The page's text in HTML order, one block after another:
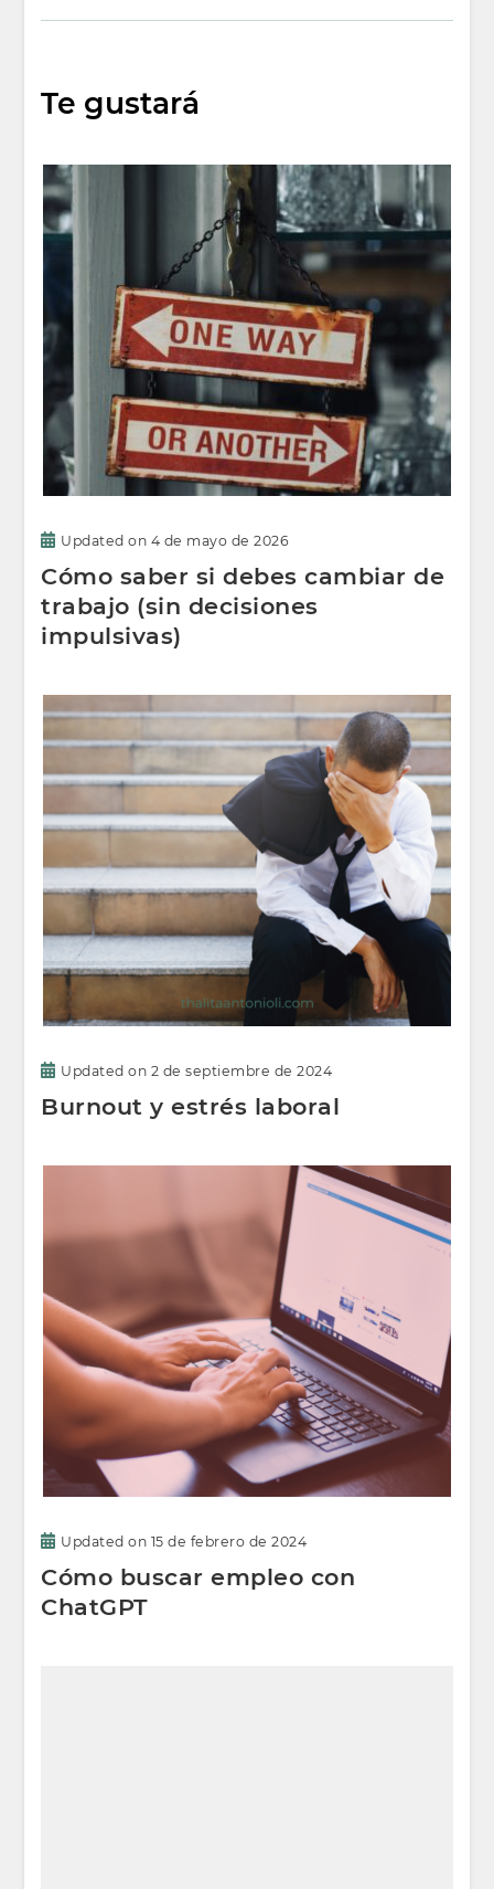
Te gustará
Updated on 4 de mayo de 2026
Cómo saber si debes cambiar de
trabajo (sin decisiones
impulsivas)
Updated on 2 de septiembre de 2024
Burnout y estrés laboral
Updated on 15 de febrero de 2024
Cómo buscar empleo con
ChatGPT